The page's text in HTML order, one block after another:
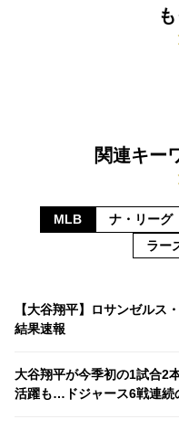
関連キー
MLB ナ・リーグ
ラー
【大谷翔平】ロサンゼルス
結果速報
大谷翔平が今季初の1試合
活躍も…ドジャース6戦連